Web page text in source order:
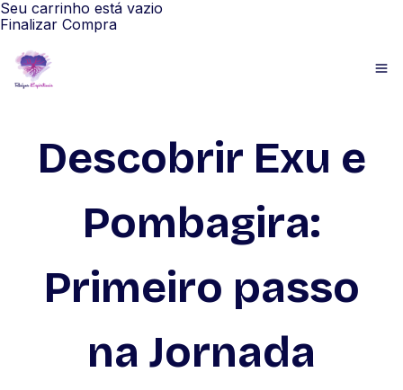
Seu carrinho está vazio
Finalizar Compra
Descobrir Exu e
Pombagira:
Primeiro passo
na Jornada